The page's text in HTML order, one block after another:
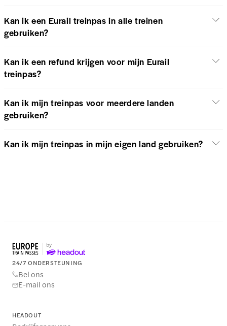
Kan ik een Eurail treinpas in alle treinen
gebruiken?
Kan ik een refund krijgen voor mijn Eurail
treinpas?
Kan ik mijn treinpas voor meerdere landen
gebruiken?
Kan ik mijn treinpas in mijn eigen land gebruiken?
24/7 ONDERSTEUNING
Bel ons
E-mail ons
HEADOUT